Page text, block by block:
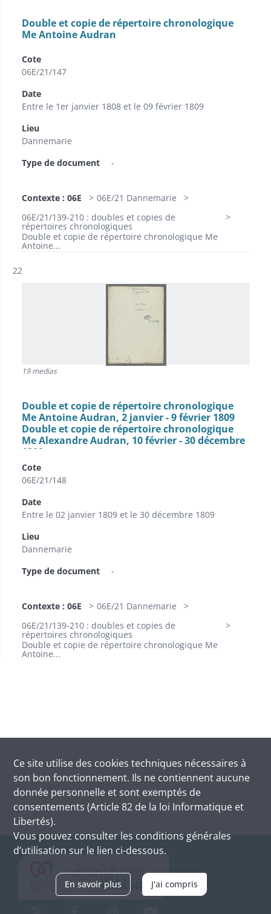
Double et copie de répertoire chronologique
Me Antoine Audran
Cote
06E/21/147
Date
Entre le 1er janvier 1808 et le 09 février 1809
Lieu
Dannemarie
Type de document
-
Contexte : 06E
06E/21 Dannemarie
06E/21/139-210 : doubles et copies de
répertoires chronologiques
Double et copie de répertoire chronologique Me
Antoine...
Résultat n°
22
19 medias
Double et copie de répertoire chronologique
Me Antoine Audran, 2 janvier - 9 février 1809
Double et copie de répertoire chronologique
Me Alexandre Audran, 10 février - 30 décembre
1809
Cote
06E/21/148
Date
Entre le 02 janvier 1809 et le 30 décembre 1809
Lieu
Dannemarie
Type de document
-
Contexte : 06E
06E/21 Dannemarie
06E/21/139-210 : doubles et copies de
répertoires chronologiques
Double et copie de répertoire chronologique Me
Antoine...
Ce site utilise des cookies techniques nécessaires à
son bon fonctionnement. Ils ne contiennent aucune
donnée personnelle et sont exemptés de
consentements (Article 82 de la loi Informatique et
Libertés).
Vous pouvez consulter les conditions générales
d’utilisation sur le lien ci-dessous.
En savoir plus J'ai compris